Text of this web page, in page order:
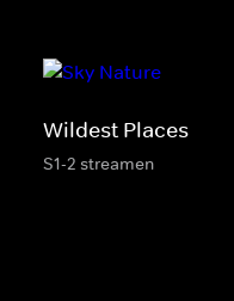
Wildest Places
S1-2 streamen